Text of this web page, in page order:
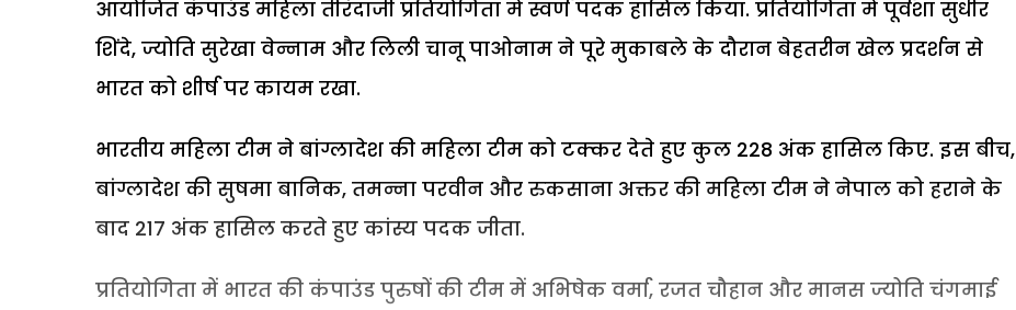
आयोजित कंपाउंड महिला तीरंदाजी प्रतियोगिता में स्वर्ण पदक हासिल किया. प्रतियोगिता में पूर्वशा सुधीर
शिंदे, ज्योति सुरेखा वेन्नाम और लिली चानू पाओनाम ने पूरे मुकाबले के दौरान बेहतरीन खेल प्रदर्शन से
भारत को शीर्ष पर कायम रखा.
भारतीय महिला टीम ने बांग्लादेश की महिला टीम को टक्कर देते हुए कुल 228 अंक हासिल किए. इस बीच,
बांग्लादेश की सुषमा बानिक, तमन्ना परवीन और रुकसाना अक्तर की महिला टीम ने नेपाल को हराने के
बाद 217 अंक हासिल करते हुए कांस्य पदक जीता.
प्रतियोगिता में भारत की कंपाउंड पुरुषों की टीम में अभिषेक वर्मा, रजत चौहान और मानस ज्योति चंगमाई